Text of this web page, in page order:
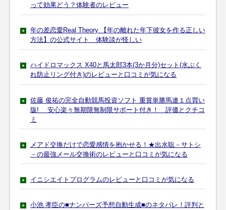
って効果どう？体験者のレビュー
年の差恋愛Real Theory 【年の離れた年下彼女を作る正しい
方法】の公式サイト 体験談が怪しい
ハイドロマックス X40と馬太郎3本(3か月分)セット(水ぶく
れ防止リング付き)のレビューと口コミが気になる
佐藤 俊祐の完全自動競馬投資ソフト 重賞単勝馬連１点買い
版! 安心楽々無期限無制限サポート付き！ 評価とクチコ
ミ
メアド交換だけで恋愛感情を抱かせる！★出水聡－サトシ
－の最強メール交換術のレビューと口コミが気になる
イニシエイトプログラムのレビューと口コミが気になる
小池 孝臣の■ナンバーズ予想自動生成■のネタバレ！評判と